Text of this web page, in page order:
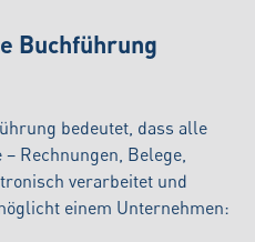
Buchführung
bedeutet, dass alle
Rechnungen, Belege,
verarbeitet und
einem Unternehmen: